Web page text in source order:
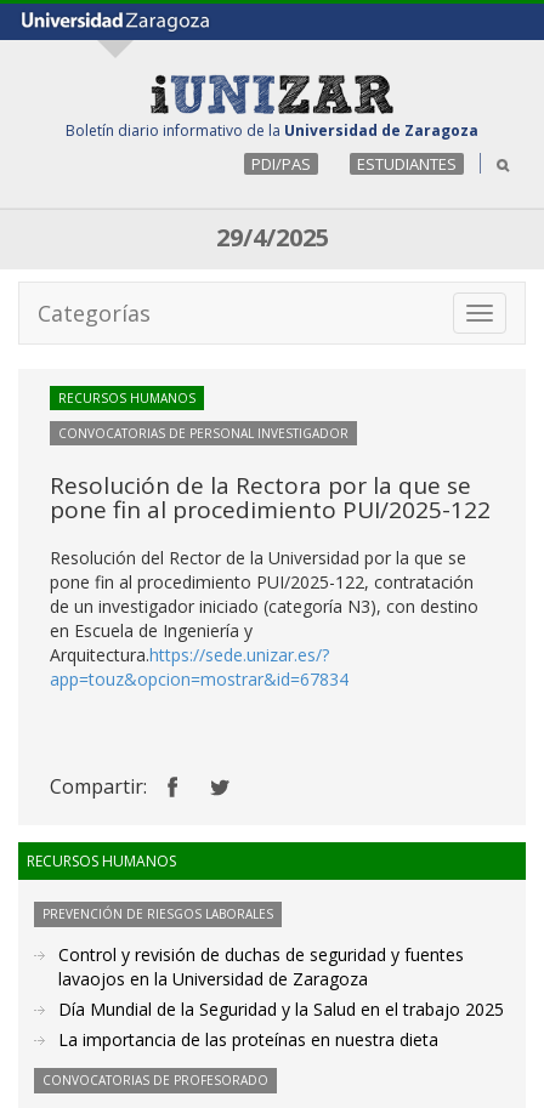
Boletín diario informativo de la Universidad de Zaragoza
PDI/PAS ESTUDIANTES
29/4/2025
Toggle
Categorías
RECURSOS HUMANOS
CONVOCATORIAS DE PERSONAL INVESTIGADOR
Resolución de la Rectora por la que se
pone fin al procedimiento PUI/2025-122
Resolución del Rector de la Universidad por la que se
pone fin al procedimiento PUI/2025-122, contratación
de un investigador iniciado (categoría N3), con destino
en Escuela de Ingeniería y
Arquitectura.https://sede.unizar.es/?
app=touz&opcion=mostrar&id=67834
Compartir:
RECURSOS HUMANOS
PREVENCIÓN DE RIESGOS LABORALES
Control y revisión de duchas de seguridad y fuentes
lavaojos en la Universidad de Zaragoza
Día Mundial de la Seguridad y la Salud en el trabajo 2025
La importancia de las proteínas en nuestra dieta
CONVOCATORIAS DE PROFESORADO